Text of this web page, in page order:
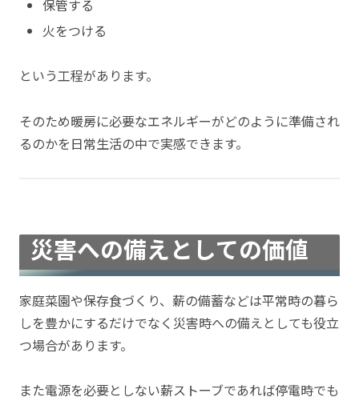
保管する
火をつける
という工程があります。
そのため暖房に必要なエネルギーがどのように準備され
るのかを日常生活の中で実感できます。
災害への備えとしての価値
家庭菜園や保存食づくり、薪の備蓄などは平常時の暮ら
しを豊かにするだけでなく災害時への備えとしても役立
つ場合があります。
また電源を必要としない薪ストーブであれば停電時でも